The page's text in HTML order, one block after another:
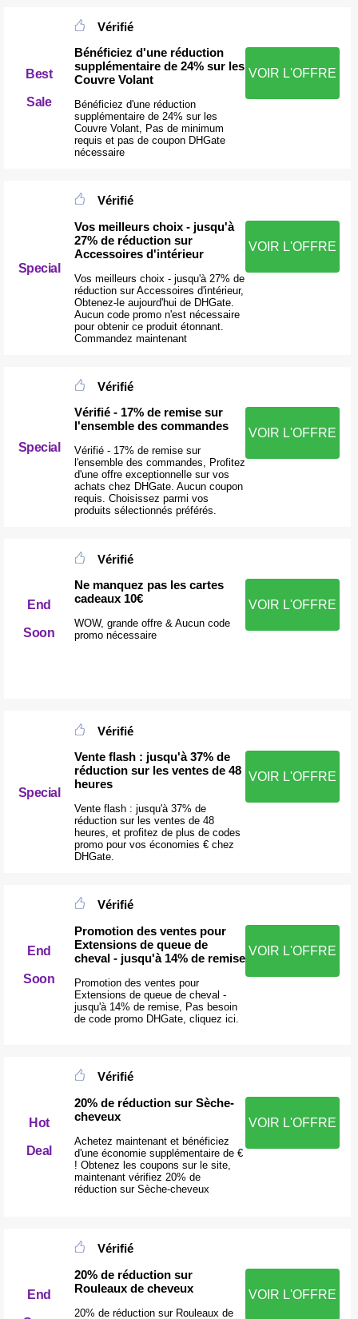
Best
Sale
Vérifié
Bénéficiez d'une réduction
supplémentaire de 24% sur les
Couvre Volant
Bénéficiez d'une réduction
supplémentaire de 24% sur les
Couvre Volant, Pas de minimum
requis et pas de coupon DHGate
nécessaire
VOIR L'OFFRE
Special
Vérifié
Vos meilleurs choix - jusqu'à
27% de réduction sur
Accessoires d'intérieur
Vos meilleurs choix - jusqu'à 27% de
réduction sur Accessoires d'intérieur,
Obtenez-le aujourd'hui de DHGate.
Aucun code promo n'est nécessaire
pour obtenir ce produit étonnant.
Commandez maintenant
VOIR L'OFFRE
Special
Vérifié
Vérifié - 17% de remise sur
l'ensemble des commandes
Vérifié - 17% de remise sur
l'ensemble des commandes, Profitez
d'une offre exceptionnelle sur vos
achats chez DHGate. Aucun coupon
requis. Choisissez parmi vos
produits sélectionnés préférés.
VOIR L'OFFRE
End
Soon
Vérifié
Ne manquez pas les cartes
cadeaux 10€
WOW, grande offre & Aucun code
promo nécessaire
VOIR L'OFFRE
Special
Vérifié
Vente flash : jusqu'à 37% de
réduction sur les ventes de 48
heures
Vente flash : jusqu'à 37% de
réduction sur les ventes de 48
heures, et profitez de plus de codes
promo pour vos économies € chez
DHGate.
VOIR L'OFFRE
End
Soon
Vérifié
Promotion des ventes pour
Extensions de queue de
cheval - jusqu'à 14% de remise
Promotion des ventes pour
Extensions de queue de cheval -
jusqu'à 14% de remise, Pas besoin
de code promo DHGate, cliquez ici.
VOIR L'OFFRE
Hot
Deal
Vérifié
20% de réduction sur Sèche-
cheveux
Achetez maintenant et bénéficiez
d'une économie supplémentaire de €
! Obtenez les coupons sur le site,
maintenant vérifiez 20% de
réduction sur Sèche-cheveux
VOIR L'OFFRE
End
Vérifié
20% de réduction sur
Rouleaux de cheveux
20% de réduction sur Rouleaux de
VOIR L'OFFRE